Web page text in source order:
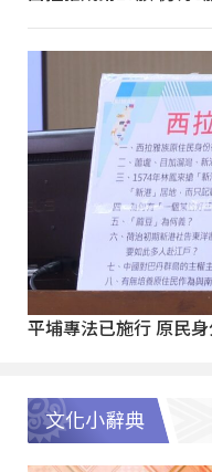
平埔專法已施行 原民
文化小辭典